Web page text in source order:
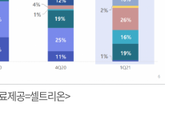
제공=셀트리온>